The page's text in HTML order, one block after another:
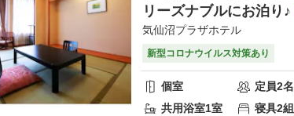
リーズナブルにお泊り♪
気仙沼プラザホテル
新型コロナウイルス対策あり
個室 定員2名
共用浴室1室 寝具2組